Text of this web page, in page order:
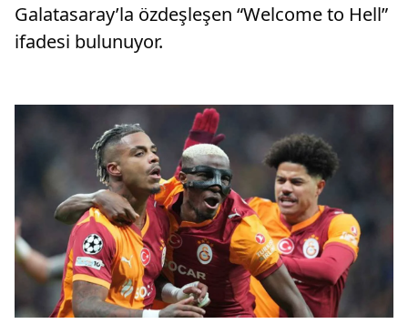
Galatasaray’la özdeşleşen “Welcome to Hell”
ifadesi bulunuyor.